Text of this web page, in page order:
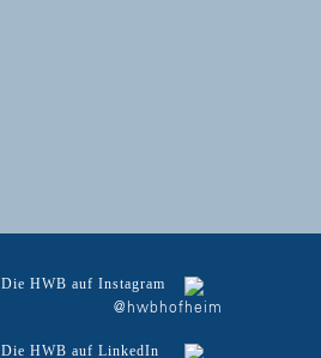
Die HWB auf Instagram
@hwbhofheim
Die HWB auf LinkedIn